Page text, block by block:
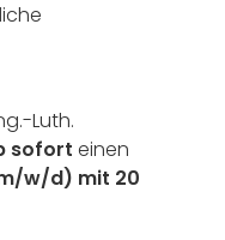
Luth.
sofort einen
w/d) mit 20